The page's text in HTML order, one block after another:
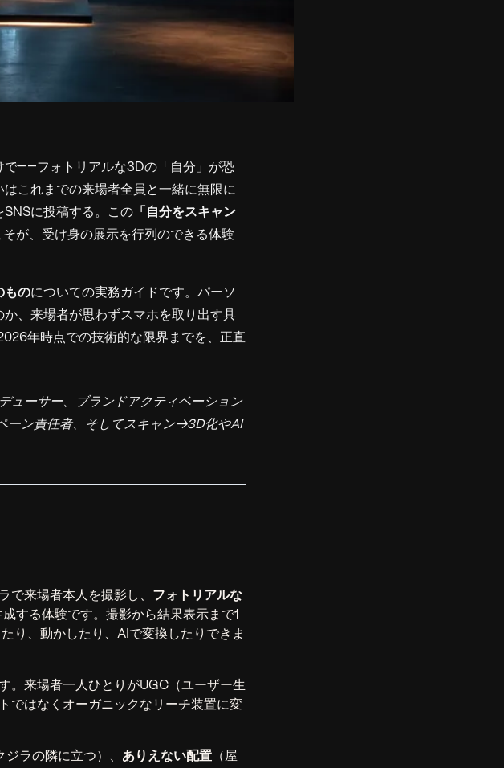
で――フォトリアルな3Dの「自分」が恐
これまでの来場者全員と一緒に無限に
SNSに投稿する。この 「自分をスキャン
そが、受け身の展示を行列のできる体験
ものについての実務ガイドです。パーソ
、来場者が思わずスマホを取り出す具
年時点での技術的な限界までを、正直
ューサー、ブランドアクティベーション
ーン責任者、そしてスキャン→3D化やAI
で来場者本人を撮影し、 フォトリアルな
する体験です。撮影から結果表示まで1
り、動かしたり、AIで変換したりできま
。来場者一人ひとりがUGC（ユーザー生
ではなくオーガニックなリーチ装置に変
ジラの隣に立つ）、 ありえない配置 （屋